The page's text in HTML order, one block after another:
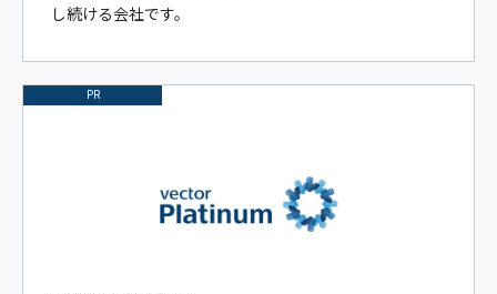
し続ける会社です。
PR